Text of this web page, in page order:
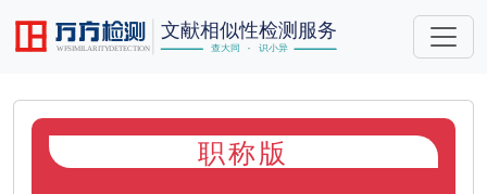
职称版